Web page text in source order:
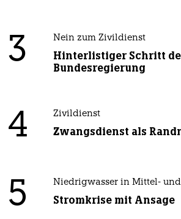
3 Nein zum Zivildienst
Hinterlistiger Schritt
Bundesregierung
4 Zivildienst
Zwangsdienst als
5 Niedrigwasser in Mittel-
Stromkrise mit Ansage